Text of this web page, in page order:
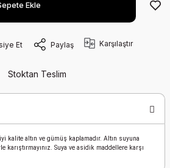
Ekle
Et Paylaş Karşılaştır
Stoktan Teslim
kalite altın ve gümüş kaplamadır. Altın suyuna
karıştırmayınız.
Suya ve asidik maddellere karşı